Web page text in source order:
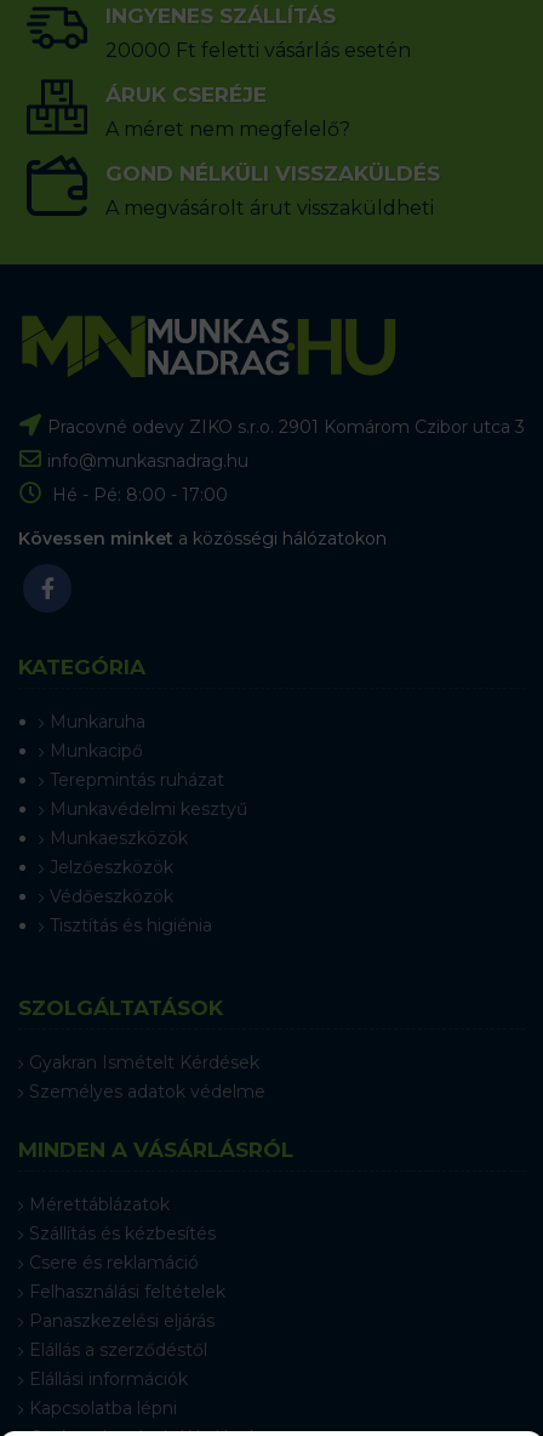
INGYENES SZÁLLÍTÁS
20000 Ft feletti vásárlás esetén
ÁRUK CSERÉJE
A méret nem megfelelő?
GOND NÉLKÜLI VISSZAKÜLDÉS
A megvásárolt árut visszaküldheti
Pracovné odevy ZIKO s.r.o. 2901 Komárom Czibor utca 3
info@munkasnadrag.hu
Hé - Pé: 8:00 - 17:00
Kövessen minket a közösségi hálózatokon
KATEGÓRIA
Munkaruha
Munkacipő
Terepmintás ruházat
Munkavédelmi kesztyű
Munkaeszközök
Jelzőeszközök
Védőeszközök
Tisztítás és higiénia
SZOLGÁLTATÁSOK
Gyakran Ismételt Kérdések
Személyes adatok védelme
MINDEN A VÁSÁRLÁSRÓL
Mérettáblázatok
Szállítás és kézbesítés
Csere és reklamáció
Felhasználási feltételek
Panaszkezelési eljárás
Elállás a szerződéstől
Elállási információk
Kapcsolatba lépni